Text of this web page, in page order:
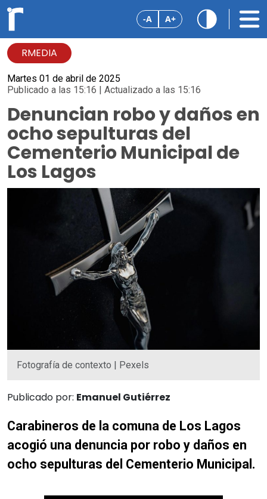
-A A+
RMEDIA
Martes 01 de abril de 2025
Publicado a las 15:16 | Actualizado a las 15:16
Denuncian robo y daños en
ocho sepulturas del
Cementerio Municipal de
Los Lagos
Fotografía de contexto | Pexels
Publicado por: Emanuel Gutiérrez
Carabineros de la comuna de Los Lagos
acogió una denuncia por robo y daños en
ocho sepulturas del Cementerio Municipal.